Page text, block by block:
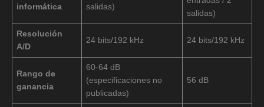
informática salidas)
salidas)
Resolución
A/D
24 bits/192 kHz 24 bits/192 kHz
Rango de
ganancia
60-64 dB
(especificaciones no
publicadas)
56 dB